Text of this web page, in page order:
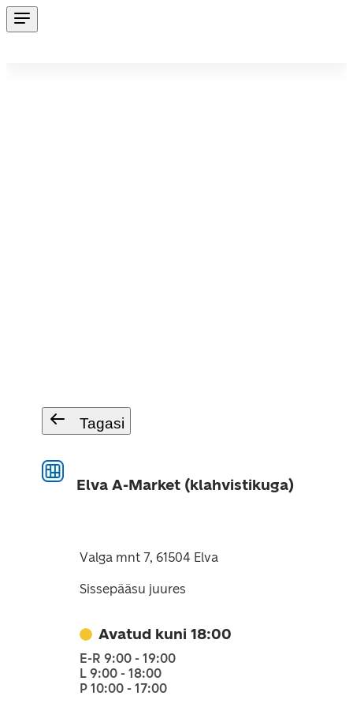
Tagasi
Elva A-Market (klahvistikuga)
Valga mnt 7, 61504 Elva
Sissepääsu juures
Avatud kuni 18:00
E-R 9:00 - 19:00
L 9:00 - 18:00
P 10:00 - 17:00